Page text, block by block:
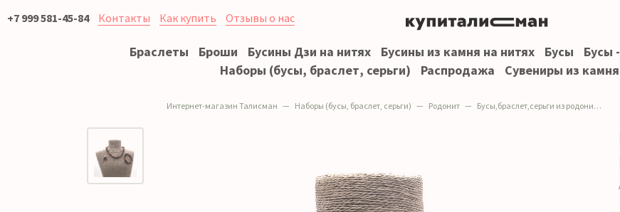
+7 999 581-45-84 Контакты Как купить Отзывы о нас
Браслеты Броши Бусины Дзи на нитях Бусины из камня на нитях Бусы Бусы
Наборы (бусы, браслет, серьги)
Распродажа Сувениры из камня
Интернет-магазин Талисман Наборы (бусы, браслет, серьги) Родонит Бусы,браслет,серьги из родонита шар